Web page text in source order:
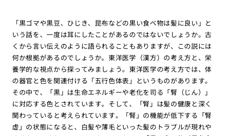
「黒ゴマや黒豆、ひじき、昆布などの黒い食べ物は髪に良い」と
いう話を、一度は耳にしたことがあるのではないでしょうか。古
くから言い伝えのように語られることもありますが、この説には
何か根拠があるのでしょうか。東洋医学（漢方）の考え方と、栄
養学的な視点から探ってみましょう。東洋医学の考え方では、体
の器官と色を関連付ける「五行色体表」というものがあります。
その中で、「黒」は生命エネルギーや老化を司る「腎（じん）」
に対応する色とされています。そして、「腎」は髪の健康と深く
関わっていると考えられています。「腎」の機能が低下する「腎
虚」の状態になると、白髪や薄毛といった髪のトラブルが現れや